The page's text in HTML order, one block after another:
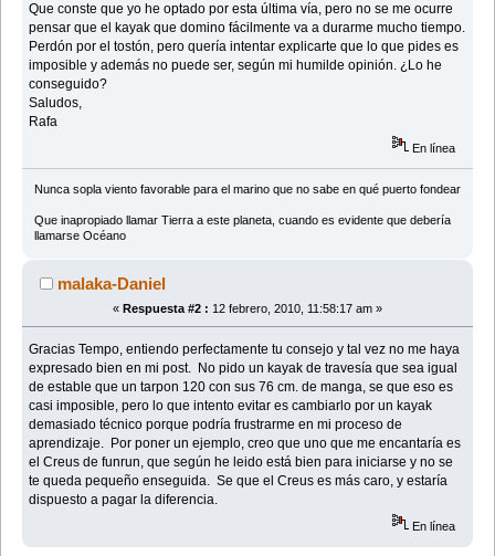
Que conste que yo he optado por esta última vía, pero no se me ocurre
pensar que el kayak que domino fácilmente va a durarme mucho tiempo.
Perdón por el tostón, pero quería intentar explicarte que lo que pides es
imposible y además no puede ser, según mi humilde opinión. ¿Lo he
conseguido?
Saludos,
Rafa
En línea
Nunca sopla viento favorable para el marino que no sabe en qué puerto fondear
Que inapropiado llamar Tierra a este planeta, cuando es evidente que debería
llamarse Océano
malaka-Daniel
« Respuesta #2 : 12 febrero, 2010, 11:58:17 am »
Gracias Tempo, entiendo perfectamente tu consejo y tal vez no me haya
expresado bien en mi post. No pido un kayak de travesía que sea igual
de estable que un tarpon 120 con sus 76 cm. de manga, se que eso es
casi imposible, pero lo que intento evitar es cambiarlo por un kayak
demasiado técnico porque podría frustrarme en mi proceso de
aprendizaje. Por poner un ejemplo, creo que uno que me encantaría es
el Creus de funrun, que según he leido está bien para iniciarse y no se
te queda pequeño enseguida. Se que el Creus es más caro, y estaría
dispuesto a pagar la diferencia.
En línea